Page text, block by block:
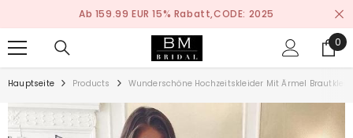
ZUM INHALT SPRINGEN
Ab 159.99 EUR 15% Rabatt,CODE: 2025
0
0
Hauptseite Products Wunderschöne Hochzeitskleider Mit Ärmel